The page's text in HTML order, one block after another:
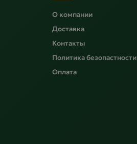
О компании
Доставка
Контакты
Политика безопастности
Оплата